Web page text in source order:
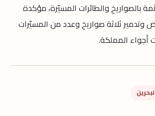
بالصواريخ والطائرات المسيّرة، مؤكدة
وتدمير ثلاثة صواريخ وعدد من المسيّرات
أجواء المملكة.